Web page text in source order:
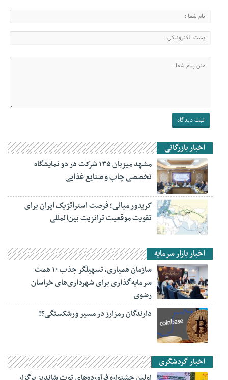
اخبار بازرگانی
مشهد میزبان ۱۳۵ شرکت در دو نمایشگاه
تخصصی چاپ و صنایع غذایی
کریدور میانی؛ فرصت استراتژیک ایران برای
تقویت موقعیت ترانزیت بین‌المللی
اخبار بازار سرمایه
سازمان همیاری، تسهیلگر جذب ۱۰ همت
سرمایه‌گذاری برای شهرداری‌های خراسان
رضوی
دارندگان رمزارز در مسیر ورشکستگی؟!
اخبار گردشگری